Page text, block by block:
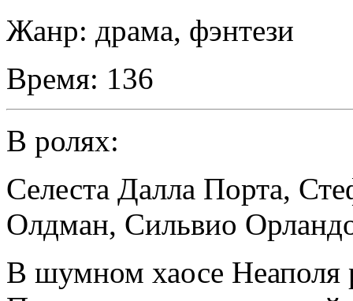
Жанр: драма, фэнтези
Время: 136
В ролях:
Селеста Далла Порта,
Олдман, Сильвио
В шумном хаосе Неаполя